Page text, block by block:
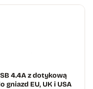
4.4A z dotykową
gniazd EU, UK i USA